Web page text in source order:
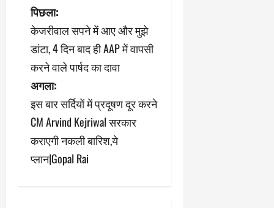
पो
स्ट
ने
वि
गे
श
न
पिछला:
केजरीवाल सपने में आए और मुझे
डांटा, 4 दिन बाद ही AAP में वापसी
करने वाले पार्षद का दावा
अगला:
इस बार सर्दियों में प्रदूषण दूर करने
CM Arvind Kejriwal सरकार
कराएगी नकली बारिश,ये
प्लान|Gopal Rai